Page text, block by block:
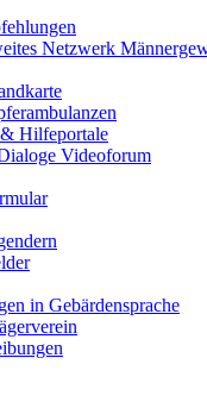
Netzwerk
Hilfeportale
Videoforum
in Gebärdensprache